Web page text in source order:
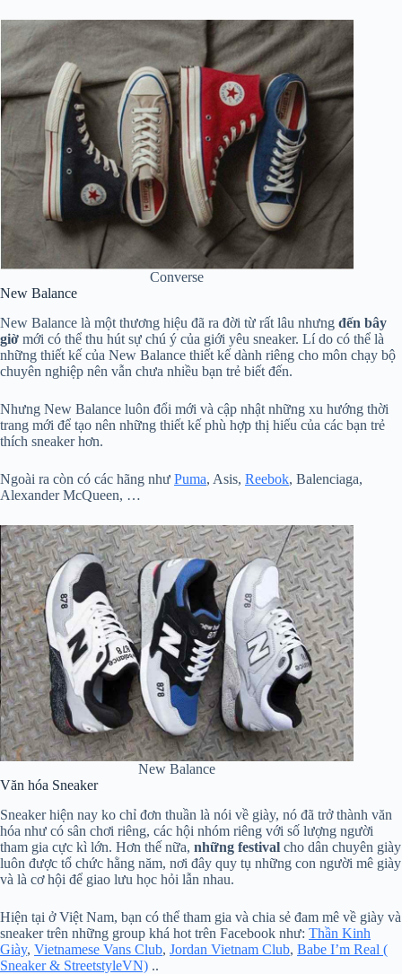
Converse
New Balance
New Balance là một thương hiệu đã ra đời từ rất lâu nhưng đến bây
giờ mới có thể thu hút sự chú ý của giới yêu sneaker. Lí do có thể là
những thiết kế của New Balance thiết kế dành riêng cho môn chạy bộ
chuyên nghiệp nên vẫn chưa nhiều bạn trẻ biết đến.
Nhưng New Balance luôn đổi mới và cập nhật những xu hướng thời
trang mới để tạo nên những thiết kế phù hợp thị hiếu của các bạn trẻ
thích sneaker hơn.
Ngoài ra còn có các hãng như Puma, Asis, Reebok, Balenciaga,
Alexander McQueen, …
New Balance
Văn hóa Sneaker
Sneaker hiện nay ko chỉ đơn thuần là nói về giày, nó đã trở thành văn
hóa như có sân chơi riêng, các hội nhóm riêng với số lượng người
tham gia cực kì lớn. Hơn thế nữa, những festival cho dân chuyên giày
luôn được tổ chức hằng năm, nơi đây quy tụ những con người mê giày
và là cơ hội để giao lưu học hỏi lẫn nhau.
Hiện tại ở Việt Nam, bạn có thể tham gia và chia sẻ đam mê về giày và
sneaker trên những group khá hot trên Facebook như: Thần Kinh
Giày, Vietnamese Vans Club, Jordan Vietnam Club, Babe I’m Real (
Sneaker & StreetstyleVN) ..